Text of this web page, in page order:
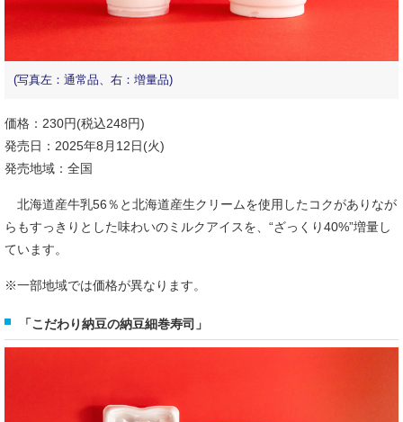
(写真左：通常品、右：増量品)
価格：230円(税込248円)
発売日：2025年8月12日(火)
発売地域：全国
北海道産牛乳56％と北海道産生クリームを使用したコクがありなが
らもすっきりとした味わいのミルクアイスを、“ざっくり40%”増量し
ています。
※一部地域では価格が異なります。
「こだわり納豆の納豆細巻寿司」